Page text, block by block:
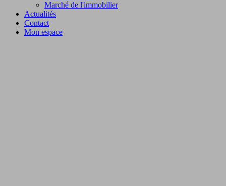
Marché de l'immobilier
Actualités
Contact
Mon espace